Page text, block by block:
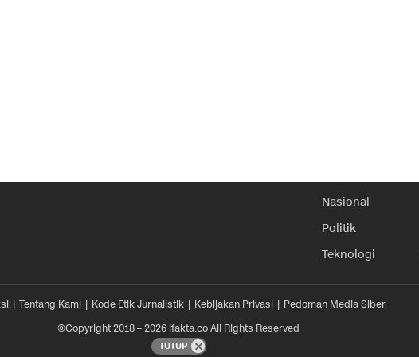
Nasional
Politik
Teknologi
Tentang Kami Kode Etik Jurnalistik Kebijakan Privasi
Pedoman Media Siber
©Copyright 2018 – 2026 ifakta.co All Rights Reserved
TUTUP